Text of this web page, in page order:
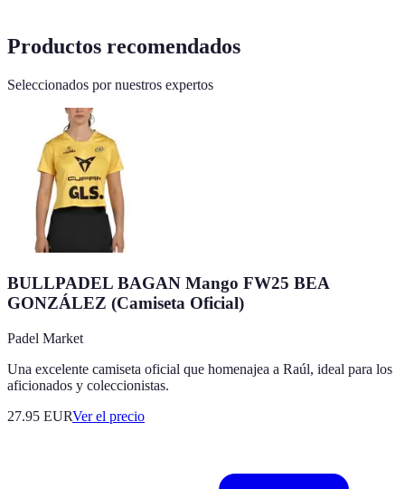
Productos recomendados
Seleccionados por nuestros expertos
BULLPADEL BAGAN Mango FW25 BEA
GONZÁLEZ (Camiseta Oficial)
Padel Market
Una excelente camiseta oficial que homenajea a Raúl, ideal para los
aficionados y coleccionistas.
27.95 EURVer el precio